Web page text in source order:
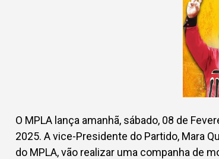
O MPLA lança amanhã, sábado, 08 de
2025. A vice-Presidente do Partido, Mara
do MPLA, vão realizar uma companha de